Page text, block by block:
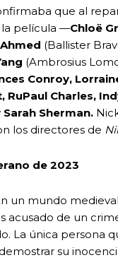
que al
la película —Chloë
(Ballister
(Ambrosius
Conroy,
RuPaul Charles,
Sarah Sherman.
los directores de
de 2023
un mundo
acusado de un
La única persona
su